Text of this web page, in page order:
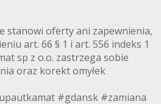
stanowi oferty ani zapewnienia,
art. 66 § 1 i art. 556 indeks 1
sp z o.o. zastrzega sobie
oraz korekt omyłek
#gdansk #zamiana